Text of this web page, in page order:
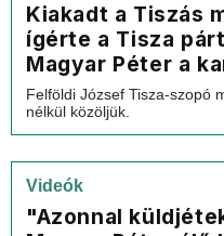
Kiakadt a Tiszás
ígérte a Tisza
Magyar Péter a
Felföldi József Tisza-szopó
nélkül közöljük.
Videók
"Azonnal